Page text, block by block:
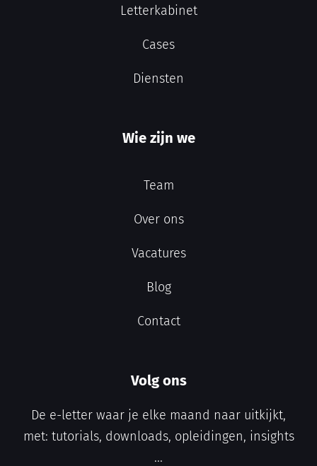
Letterkabinet
Cases
Diensten
Wie zijn we
Team
Over ons
Vacatures
Blog
Contact
Volg ons
De e-letter waar je elke maand naar uitkijkt,
met: tutorials, downloads, opleidingen, insights
...